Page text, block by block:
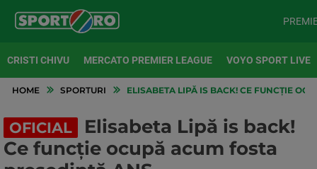
CRISTI CHIVU MERCATO PREMIER LEAGUE VOYO SPORT LIVE
HOME SPORTURI ELISABETA LIPĂ IS BACK! CE FUNCȚIE
OFICIAL
Elisabeta Lipă is back!
Ce funcție ocupă acum fosta